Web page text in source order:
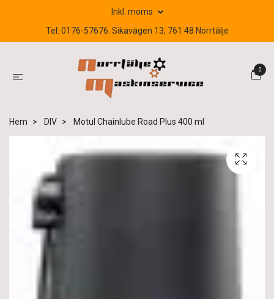
Inkl. moms
Tel: 0176-57676. Sikavägen 13, 761 48 Norrtälje
0
Hem DIV Motul Chainlube Road Plus 400 ml